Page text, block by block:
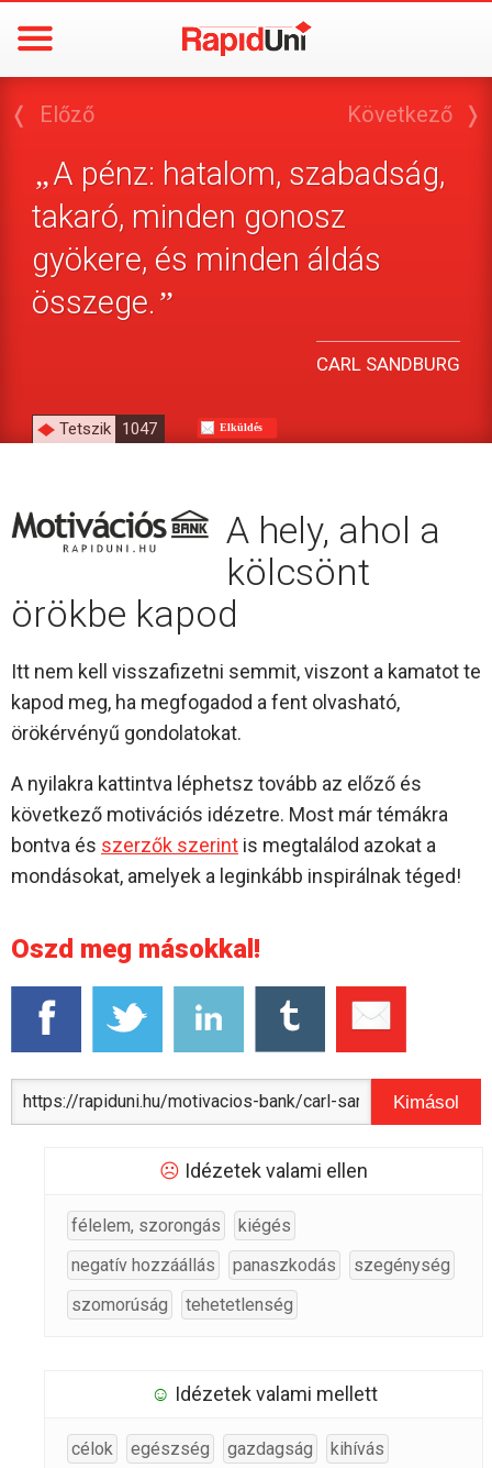
❬ Előző
„A pénz: hatalom, szabadság,
takaró, minden gonosz
gyökere, és minden áldás
összege.”
CARL SANDBURG
Következő ❭
Tetszik 1047 Elküldés
A hely, ahol a
kölcsönt
örökbe kapod
Itt nem kell visszafizetni semmit, viszont a kamatot te
kapod meg, ha megfogadod a fent olvasható,
örökérvényű gondolatokat.
A nyilakra kattintva léphetsz tovább az előző és
következő motivációs idézetre. Most már témákra
bontva és szerzők szerint is megtalálod azokat a
mondásokat, amelyek a leginkább inspirálnak téged!
Oszd meg másokkal!
Kimásol
☹ Idézetek valami ellen
félelem, szorongás
kiégés
negatív hozzáállás
panaszkodás
szegénység
szomorúság
tehetetlenség
☺ Idézetek valami mellett
célok egészség gazdagság
kihívás